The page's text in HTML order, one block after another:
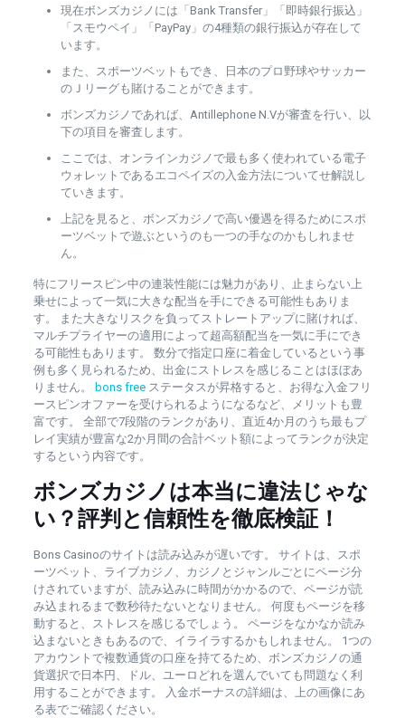
現在ボンズカジノには「Bank Transfer」「即時銀行振込」
「スモウペイ」「PayPay」の4種類の銀行振込が存在して
います。
また、スポーツベットもでき、日本のプロ野球やサッカー
のＪリーグも賭けることができます。
ボンズカジノであれば、Antillephone N.Vが審査を行い、以
下の項目を審査します。
ここでは、オンラインカジノで最も多く使われている電子
ウォレットであるエコペイズの入金方法についてせ解説し
ていきます。
上記を見ると、ボンズカジノで高い優遇を得るためにスポ
ーツベットで遊ぶというのも一つの手なのかもしれませ
ん。
特にフリースピン中の連装性能には魅力があり、止まらない上
乗せによって一気に大きな配当を手にできる可能性もありま
す。 また大きなリスクを負ってストレートアップに賭ければ、
マルチプライヤーの適用によって超高額配当を一気に手にでき
る可能性もあります。 数分で指定口座に着金しているという事
例も多く見られるため、出金にストレスを感じることはほぼあ
りません。
bons freeステータスが昇格すると、お得な入金フリ
ースピンオファーを受けられるようになるなど、メリットも豊
富です。 全部で7段階のランクがあり、直近4か月のうち最もプ
レイ実績が豊富な2か月間の合計ベット額によってランクが決定
するという内容です。
ボンズカジノは本当に違法じゃな
い？評判と信頼性を徹底検証！
Bons Casinoのサイトは読み込みが遅いです。 サイトは、スポ
ーツベット、ライブカジノ、カジノとジャンルごとにページ分
けされていますが、読み込みに時間がかかるので、ページが読
み込まれるまで数秒待たないとなりません。 何度もページを移
動すると、ストレスを感じるでしょう。 ページをなかなか読み
込まないときもあるので、イライラするかもしれません。 1つの
アカウントで複数通貨の口座を持てるため、ボンズカジノの通
貨選択で日本円、ドル、ユーロどれを選んでいても問題なく利
用することができます。 入金ボーナスの詳細は、上の画像にあ
る表でご確認ください。